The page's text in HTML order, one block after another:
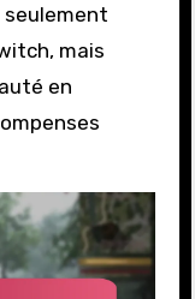
seulement
mais
en